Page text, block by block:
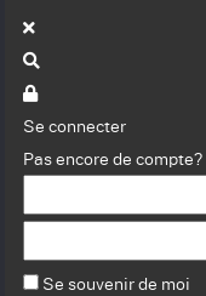
Se connecter
Pas encore de compte?
Se souvenir de moi